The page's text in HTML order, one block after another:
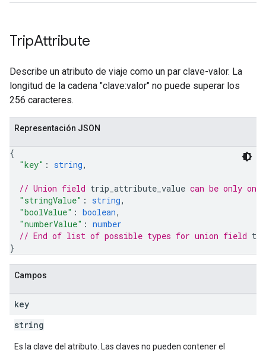
TripAttribute
Describe un atributo de viaje como un par clave-valor. La
longitud de la cadena "clave:valor" no puede superar los
256 caracteres.
Representación JSON
{
"key" : string,
// Union field trip_attribute_value can be only
"stringValue" : string,
"boolValue" : boolean,
"numberValue" : number
// End of list of possible types for union field
}
Campos
key
string
Es la clave del atributo. Las claves no pueden contener el